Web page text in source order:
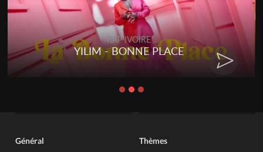
RAP IVOIRE
YILIM - BONNE PLACE
Général Thèmes